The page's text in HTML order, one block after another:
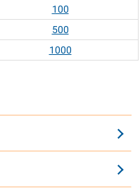
100
500
1000